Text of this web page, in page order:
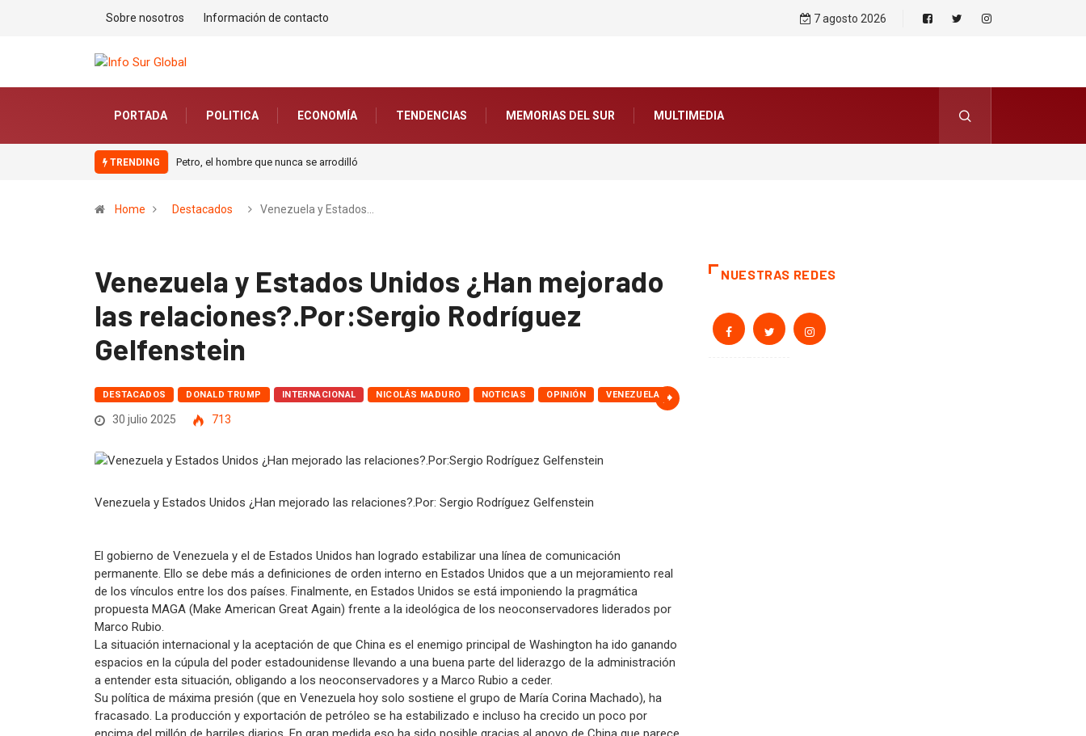
Sobre nosotros Información de contacto 7 agosto 2026
PORTADA POLITICA ECONOMÍA TENDENCIAS MEMORIAS DEL SUR MULTIMEDIA
TRENDINGPetro, el hombre que nunca se arrodilló La estrategia migratoria de la
Home Destacados Venezuela y Estados…
Venezuela y Estados Unidos ¿Han mejorado
las relaciones?.Por:Sergio Rodríguez
Gelfenstein
DESTACADOS DONALD TRUMP INTERNACIONAL NICOLÁS MADURO NOTICIAS OPINIÓN VENEZUELA
30 julio 2025 713
Venezuela y Estados Unidos ¿Han mejorado las relaciones?.Por: Sergio Rodríguez Gelfenstein
El gobierno de Venezuela y el de Estados Unidos han logrado estabilizar una línea de comunicación
permanente. Ello se debe más a definiciones de orden interno en Estados Unidos que a un mejoramiento real
de los vínculos entre los dos países. Finalmente, en Estados Unidos se está imponiendo la pragmática
propuesta MAGA (Make American Great Again) frente a la ideológica de los neoconservadores liderados por
Marco Rubio.
La situación internacional y la aceptación de que China es el enemigo principal de Washington ha ido ganando
espacios en la cúpula del poder estadounidense llevando a una buena parte del liderazgo de la administración
a entender esta situación, obligando a los neoconservadores y a Marco Rubio a ceder.
Su política de máxima presión (que en Venezuela hoy solo sostiene el grupo de María Corina Machado), ha
fracasado. La producción y exportación de petróleo se ha estabilizado e incluso ha crecido un poco por
NUESTRAS REDES